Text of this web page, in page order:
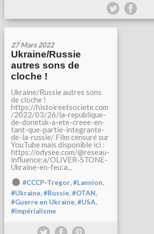
27 Mars 2022
Ukraine/Russie
autres sons de
cloche !
Ukraine/Russie autres sons
de cloche !
https://histoireetsociete.com
/2022/03/26/la-republique-
de-donetsk-a-ete-creee-en-
tant-que-partie-integrante-
de-la-russie/ Film censuré sur
YouTube mais disponible ici :
https://odysee.com/@reseau-
influence:a/OLIVER-STONE-
Ukraine-en-feu:a...
#CCCP-Tregor,#Lannion,
#Ukraine,#Russie,#OTAN,
#Guerre en Ukraine,#USA,
#Impérialisme